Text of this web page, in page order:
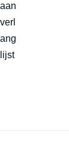
aan
verl
ang
lijst